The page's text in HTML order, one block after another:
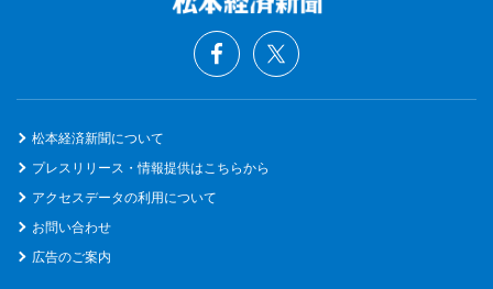
松本経済新聞について
プレスリリース・情報提供はこちらから
アクセスデータの利用について
お問い合わせ
広告のご案内